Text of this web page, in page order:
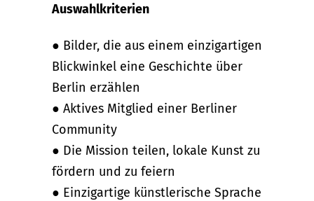
Auswahlkriterien
● Bilder, die aus einem einzigartigen
Blickwinkel eine Geschichte über
Berlin erzählen
● Aktives Mitglied einer Berliner
Community
● Die Mission teilen, lokale Kunst zu
fördern und zu feiern
● Einzigartige künstlerische Sprache